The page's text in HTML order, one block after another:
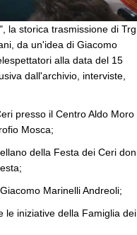
la storica trasmissione di Trg,
da un'idea di Giacomo
alla data del 15
dall'archivio, interviste,
presso il Centro Aldo Moro
Mosca;
della Festa dei Ceri don
Marinelli Andreoli;
le iniziative della Famiglia dei